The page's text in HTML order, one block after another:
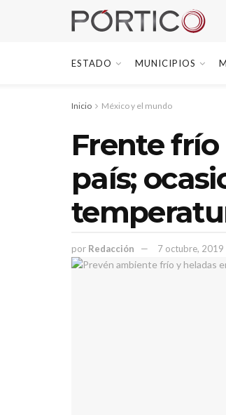
ESTADO MUNICIPIOS
Inicio México y el mundo
Frente
país;
por Redacción 7 octubre, 2019